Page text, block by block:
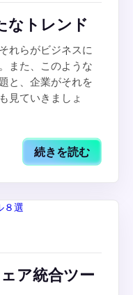
なトレンド
れらがビジネスに
また、このような
と、企業がそれを
見ていきましょ
続きを読む
ア統合ツー